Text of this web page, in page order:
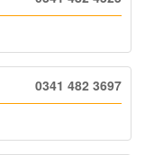
0341 482 3697